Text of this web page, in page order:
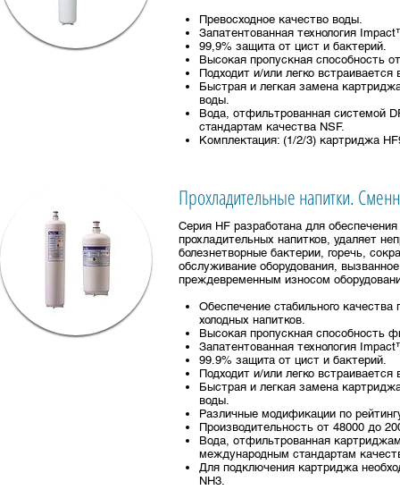
Превосходное качество воды.
Запатентованная технология
99,9% защита от цист и бактерий.
Высокая пропускная способность
Подходит и/или легко
Быстрая и легкая замена
воды.
Вода, отфильтрованная системой
стандартам качества NSF.
Комплектация: (1/2/3) картриджа
Прохладительные напитки.
Серия HF разработана для обеспечения
прохладительных напитков, удаляет
болезнетворные бактерии, горечь,
обслуживание оборудования,
преждевременным износом
Обеспечение стабильного качества
холодных напитков.
Высокая пропускная способность
Запатентованная технология
99.9% защита от цист и бактерий.
Подходит и/или легко
Быстрая и легкая замена
воды.
Различные модификации по
Производительность от 48000 до
Вода, отфильтрованная
международным стандартам
Для подключения картриджа
NH3.